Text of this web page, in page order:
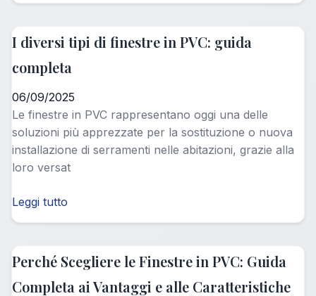
I diversi tipi di finestre in PVC: guida
completa
06/09/2025
Le finestre in PVC rappresentano oggi una delle
soluzioni più apprezzate per la sostituzione o nuova
installazione di serramenti nelle abitazioni, grazie alla
loro versat
Leggi tutto
Perché Scegliere le Finestre in PVC: Guida
Completa ai Vantaggi e alle Caratteristiche